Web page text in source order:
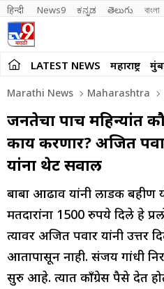
हिन्दी News9 ಕನ್ನಡ తెలుగు বাংলা
LATEST NEWS महाराष्ट्र
Marathi News Maharashtra
जनतेचा पाच महिन्यांत
काय करणार? अजित
यांना थेट सवाल
बाबा आढाव यांनी लाडकी बहीण
मतदारांना 1500 रुपये दिले हे
त्यावर अजित पवार यांनी उत्तर
आतापासून नाही. संजय गांधी
सुरु आहे. त्यात काँग्रेस पैसे देत